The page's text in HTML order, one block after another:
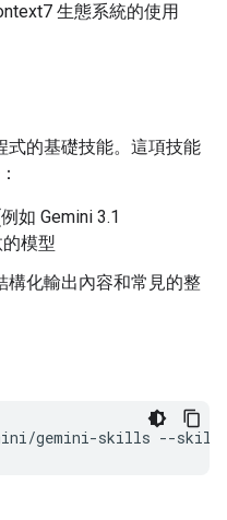
生態系統的使用
式的基礎技能。這項技能
如 Gemini 3.1
模型
構化輸出內容和常見的整
gemini-skills --skill